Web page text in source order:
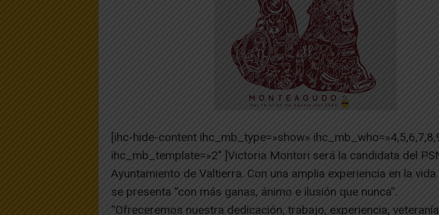
[ihc-hide-content ihc_mb_type=»show»
ihc_mb_template=»2″ ]Victoria Montori será la candidata del
Ayuntamiento de Valtierra. Con una amplia experiencia en la vida
se presenta ”con más ganas, ánimo e ilusión que nunca”.
“Ofreceremos nuestra dedicación, trabajo, experiencia,